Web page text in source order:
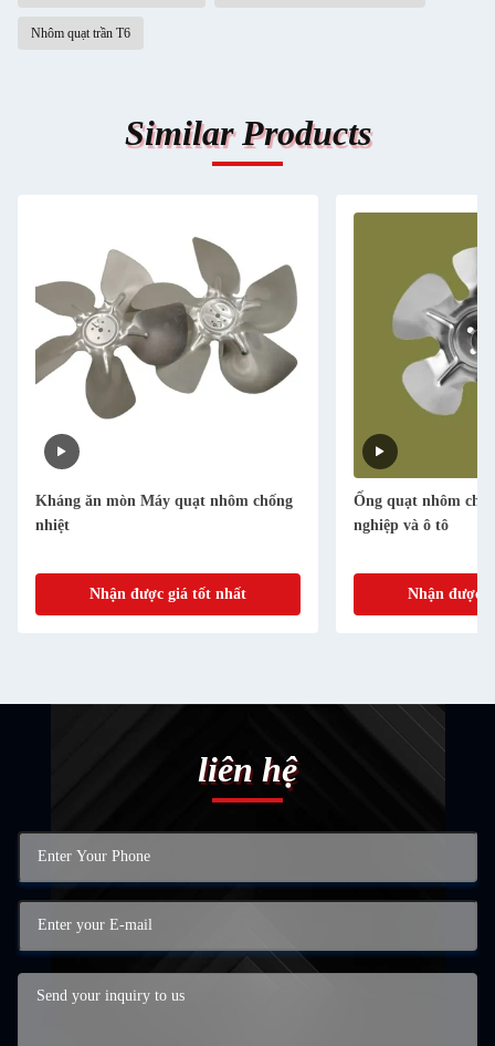
Nhôm quạt trần T6
Similar Products
Kháng ăn mòn Máy quạt nhôm chống
nhiệt
Nhận được giá tốt nhất
Ống quạt nhôm cho
nghiệp và ô tô
Nhận được
liên hệ